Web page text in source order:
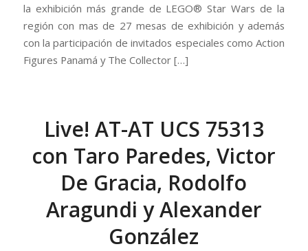
la exhibición más grande de LEGO® Star Wars de la
región con mas de 27 mesas de exhibición y además
con la participación de invitados especiales como Action
Figures Panamá y The Collector […]
Live! AT-AT UCS 75313
con Taro Paredes, Victor
De Gracia, Rodolfo
Aragundi y Alexander
González